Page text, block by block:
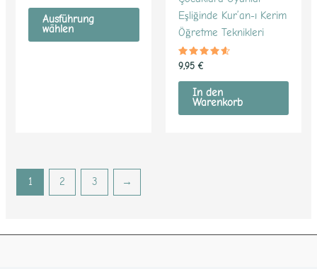
Ausführung
wählen
Eşliğinde Kur’an-ı Kerim
Öğretme Teknikleri
Bewertet
mit
4.40
von 5
9,95 €
In den
Warenkorb
1 2 3 →